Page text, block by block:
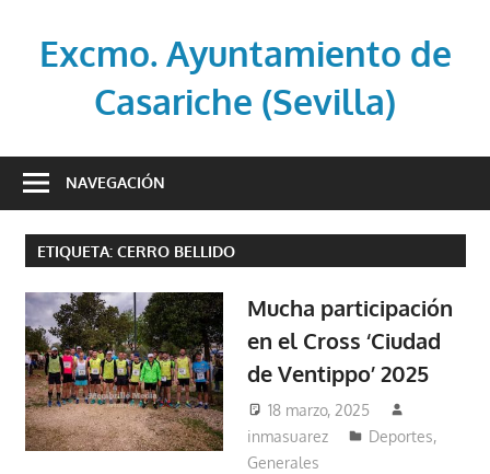
contenidoExcmo. Ayuntamiento de
Casariche (Sevilla)
oficial
Ayuntamiento
de
Casariche
(Sevilla)
NAVEGACIÓN
ETIQUETA: CERRO BELLIDO
Mucha participación
en el Cross ‘Ciudad
de Ventippo’ 2025
18 marzo, 2025
inmasuarez
Deportes,
Generales